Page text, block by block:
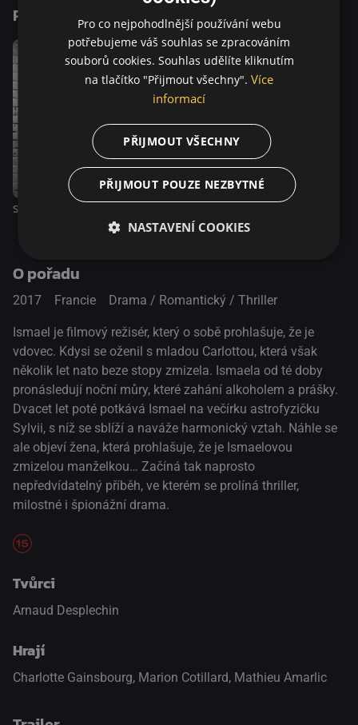
Podobné tituly
Slitování
France
O pořadu
2017 Francie Drama / Romantický / Thriller
Ismael je filmový režisér, který o sobě prohlašuje, že je
vdovec. Kdysi se oženil s mladou Carlottou, která však
několik let nato beze stopy zmizela. Ismaela od té doby
pronásledují noční můry, které zahání alkoholem a prášky.
Dvacet let poté potkává Ismael na večírku astrofyzičku
Sylvii, s níž se sblíží a naváže harmonický vztah. Náhle se
ale objeví žena, která prohlašuje, že je Ismaelovou
zmizelou manželkou… Začíná tak naprosto
nepředvídatelný příběh, ve kterém se prolíná thriller,
milostné i špionážní drama.
Tvůrci
Arnaud Desplechin
Hrají
Charlotte Gainsbourg, Marion Cotillard, Mathieu Amarlic
Pro co nejpohodlnější používání webu
potřebujeme váš souhlas se zpracováním
souborů cookies. Souhlas udělíte kliknutím
na tlačítko "Přijmout všechny". Více
informací
PŘIJMOUT VŠECHNY
PŘIJMOUT POUZE NEZBYTNÉ
NASTAVENÍ COOKIES